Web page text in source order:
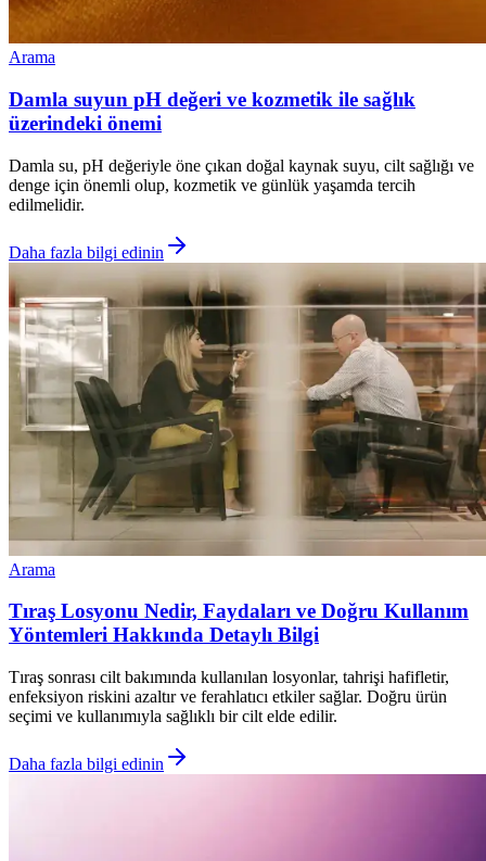
Arama
Damla suyun pH değeri ve kozmetik ile sağlık
üzerindeki önemi
Damla su, pH değeriyle öne çıkan doğal kaynak suyu, cilt sağlığı ve
denge için önemli olup, kozmetik ve günlük yaşamda tercih
edilmelidir.
Daha fazla bilgi edinin
Arama
Tıraş Losyonu Nedir, Faydaları ve Doğru Kullanım
Yöntemleri Hakkında Detaylı Bilgi
Tıraş sonrası cilt bakımında kullanılan losyonlar, tahrişi hafifletir,
enfeksiyon riskini azaltır ve ferahlatıcı etkiler sağlar. Doğru ürün
seçimi ve kullanımıyla sağlıklı bir cilt elde edilir.
Daha fazla bilgi edinin